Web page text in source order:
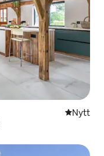
NyttNytt